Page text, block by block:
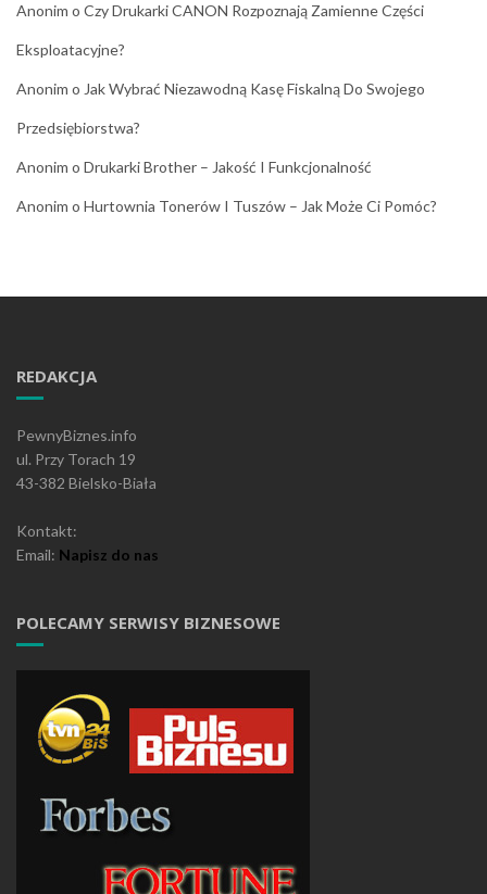
Anonim o Czy Drukarki CANON Rozpoznają Zamienne Części
Eksploatacyjne?
Anonim o Jak Wybrać Niezawodną Kasę Fiskalną Do Swojego
Przedsiębiorstwa?
Anonim o Drukarki Brother – Jakość I Funkcjonalność
Anonim o Hurtownia Tonerów I Tuszów – Jak Może Ci Pomóc?
REDAKCJA
PewnyBiznes.info
ul. Przy Torach 19
43-382 Bielsko-Biała
Kontakt:
Email: Napisz do nas
POLECAMY SERWISY BIZNESOWE